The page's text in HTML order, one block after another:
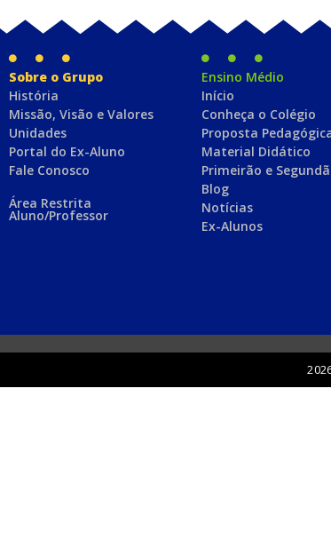
Sobre o Grupo
História
Missão, Visão e Valores
Unidades
Portal do Ex-Aluno
Fale Conosco
Área Restrita
Aluno/Professor
Ensino Médio
Início
Conheça o Colégio
Proposta
Material Didático
Primeirão e
Blog
Notícias
Ex-Alunos